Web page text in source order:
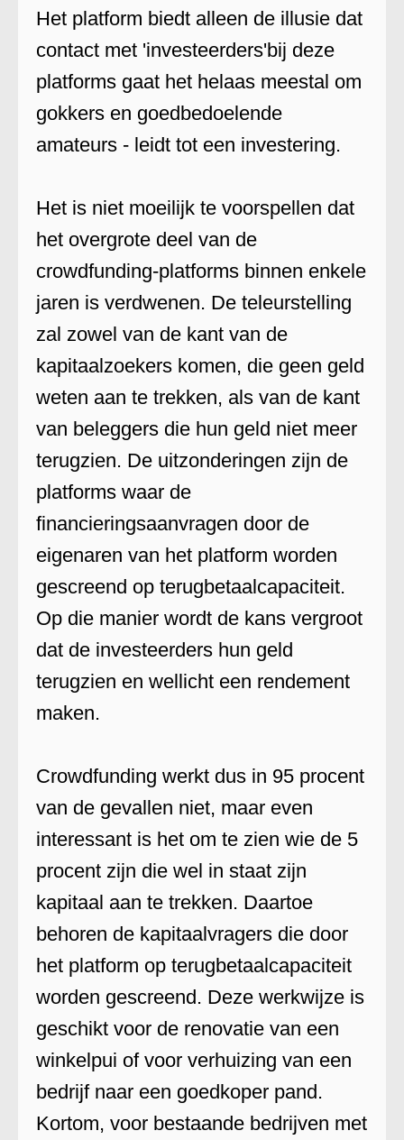
Het platform biedt alleen de illusie dat
contact met 'investeerders'bij deze
platforms gaat het helaas meestal om
gokkers en goedbedoelende
amateurs - leidt tot een investering.
Het is niet moeilijk te voorspellen dat
het overgrote deel van de
crowdfunding-platforms binnen enkele
jaren is verdwenen. De teleurstelling
zal zowel van de kant van de
kapitaalzoekers komen, die geen geld
weten aan te trekken, als van de kant
van beleggers die hun geld niet meer
terugzien. De uitzonderingen zijn de
platforms waar de
financieringsaanvragen door de
eigenaren van het platform worden
gescreend op terugbetaalcapaciteit.
Op die manier wordt de kans vergroot
dat de investeerders hun geld
terugzien en wellicht een rendement
maken.
Crowdfunding werkt dus in 95 procent
van de gevallen niet, maar even
interessant is het om te zien wie de 5
procent zijn die wel in staat zijn
kapitaal aan te trekken. Daartoe
behoren de kapitaalvragers die door
het platform op terugbetaalcapaciteit
worden gescreend. Deze werkwijze is
geschikt voor de renovatie van een
winkelpui of voor verhuizing van een
bedrijf naar een goedkoper pand.
Kortom, voor bestaande bedrijven met